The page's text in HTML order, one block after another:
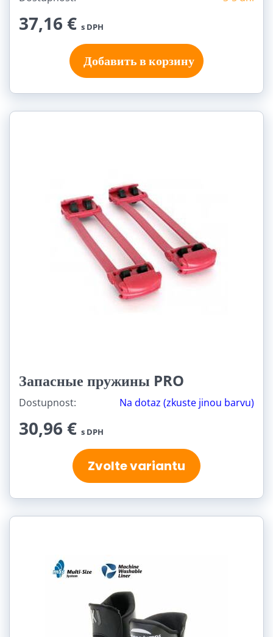
37,16 € s DPH
Добавить в корзину
Запасные пружины PRO
Dostupnost: Na dotaz (zkuste jinou barvu)
30,96 € s DPH
Zvolte variantu